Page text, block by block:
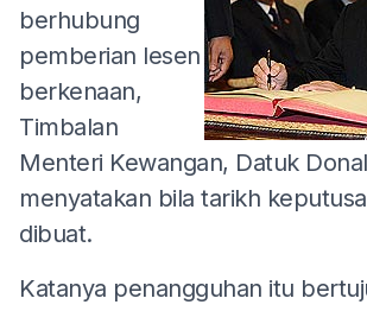
berhubung
pemberian lesen
berkenaan,
Timbalan
Menteri Kewangan, Datuk
menyatakan bila tarikh
dibuat.
Katanya penangguhan itu